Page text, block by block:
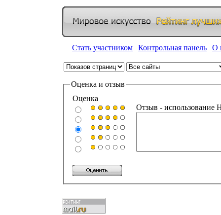
Стать участником Контрольная панель О
Оценка и отзыв
Оценка
Отзыв -